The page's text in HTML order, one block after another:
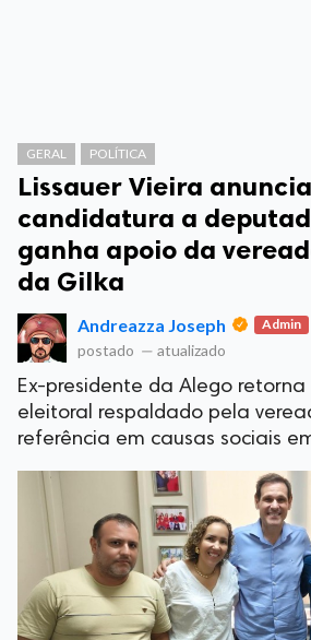
GERAL POLÍTICA
Lissauer Vieira
candidatura a
ganha apoio da
da Gilka
Andreazza Joseph Admin
postado — atualizado
Ex-presidente da Alego
eleitoral respaldado pela
referência em causas sociais